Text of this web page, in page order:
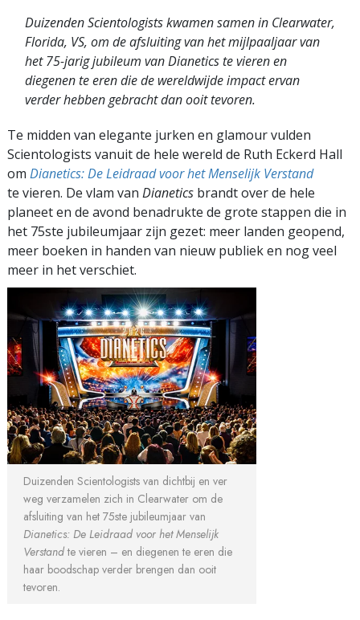
Duizenden Scientologists kwamen samen in Clearwater,
Florida, VS, om de afsluiting van het mijlpaaljaar van
het 75-jarig jubileum van Dianetics te vieren en
diegenen te eren die de wereldwijde impact ervan
verder hebben gebracht dan ooit tevoren.
Te midden van elegante jurken en glamour vulden
Scientologists vanuit de hele wereld de Ruth Eckerd Hall
om Dianetics: De Leidraad voor het Menselijk Verstand
te vieren. De vlam van Dianetics brandt over de hele
planeet en de avond benadrukte de grote stappen die in
het 75ste jubileumjaar zijn gezet: meer landen geopend,
meer boeken in handen van nieuw publiek en nog veel
meer in het verschiet.
Duizenden Scientologists van dichtbij en ver
weg verzamelen zich in Clearwater om de
afsluiting van het 75ste jubileumjaar van
Dianetics: De Leidraad voor het Menselijk
Verstandte vieren – en diegenen te eren die
haar boodschap verder brengen dan ooit
tevoren.